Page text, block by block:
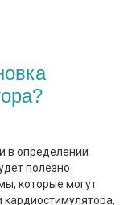
в определении
полезно
которые могут
кардиостимулятора,